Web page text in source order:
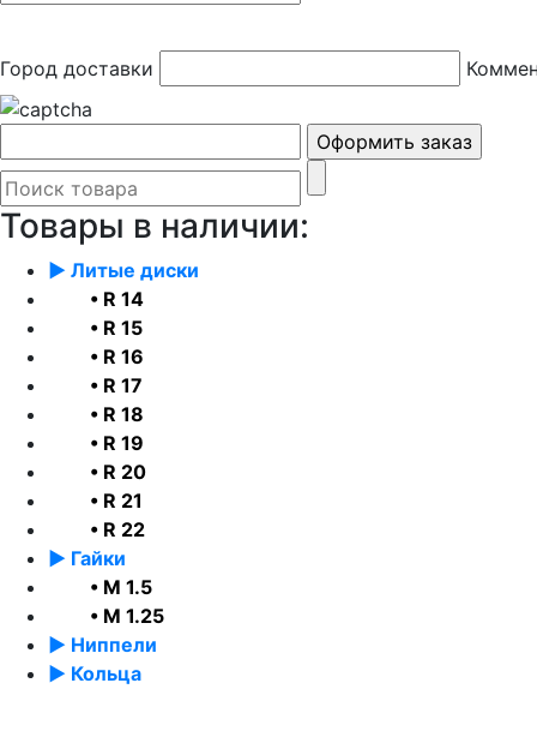
Город доставки
Товары в наличии:
► Литые диски
• R 14
• R 15
• R 16
• R 17
• R 18
• R 19
• R 20
• R 21
• R 22
► Гайки
• М 1.5
• М 1.25
► Ниппели
► Кольца